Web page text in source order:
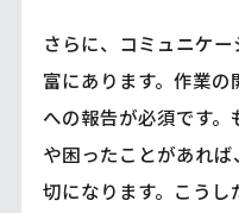
さらに、コミュニケ
富にあります。作業
への報告が必須です
や困ったことがあれ
切になります。こう